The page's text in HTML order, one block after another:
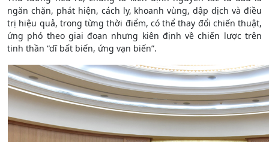
ngăn chặn, phát hiện, cách ly, khoanh vùng, dập dịch và điều
trị hiệu quả, trong từng thời điểm, có thể thay đổi chiến thuật,
ứng phó theo giai đoạn nhưng kiên định về chiến lược trên
tinh thần “dĩ bất biến, ứng vạn biến”.